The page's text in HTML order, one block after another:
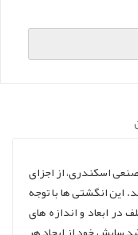
اسکندری، از اجزای
این انگشتی ها با توجه
در ابعاد و اندازه های